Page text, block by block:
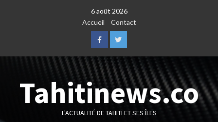
6 août 2026
Accueil
Contact
FacebookTwitter
Tahitinews.co
L'ACTUALITÉ DE TAHITI ET SES ÎLES